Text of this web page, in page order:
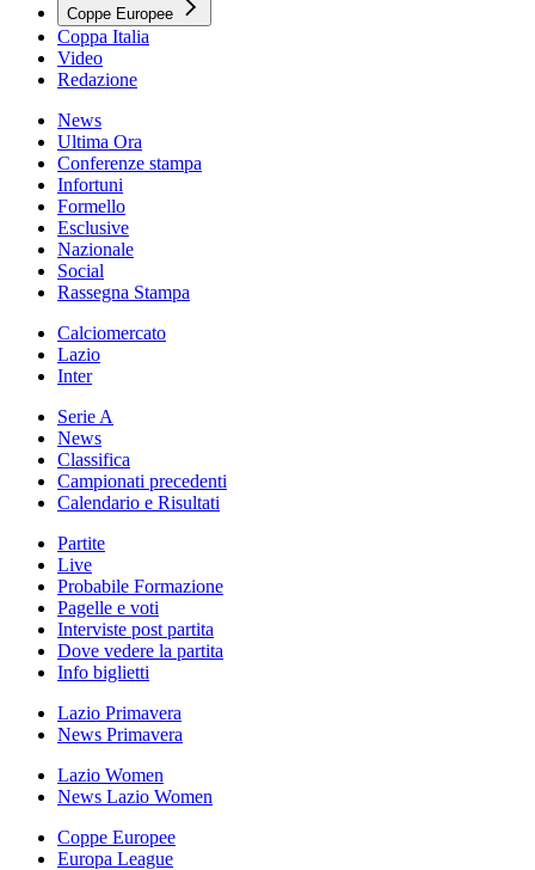
Coppe Europee
Coppa Italia
Video
Redazione
News
Ultima Ora
Conferenze stampa
Infortuni
Formello
Esclusive
Nazionale
Social
Rassegna Stampa
Calciomercato
Lazio
Inter
Serie A
News
Classifica
Campionati precedenti
Calendario e Risultati
Partite
Live
Probabile Formazione
Pagelle e voti
Interviste post partita
Dove vedere la partita
Info biglietti
Lazio Primavera
News Primavera
Lazio Women
News Lazio Women
Coppe Europee
Europa League